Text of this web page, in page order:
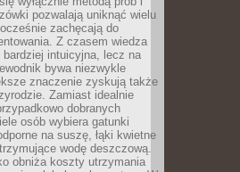
pozwalają uniknąć wielu
zachęcają do
Z czasem wiedza
intuicyjna, lecz na
bywa niezwykle
znaczenie zyskują także
Zamiast idealnie
dobranych
osób wybiera gatunki
na suszę, łąki kwietne
wodę deszczową.
obniża koszty utrzymania